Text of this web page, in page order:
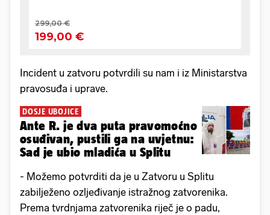
Incident u zatvoru potvrdili su nam i iz Ministarstva
pravosuđa i uprave.
DOSJE UBOJICE
Ante R. je dva puta pravomoćno
osuđivan, pustili ga na uvjetnu:
Sad je ubio mladića u Splitu
- Možemo potvrditi da je u Zatvoru u Splitu
zabilježeno ozljeđivanje istražnog zatvorenika.
Prema tvrdnjama zatvorenika riječ je o padu,